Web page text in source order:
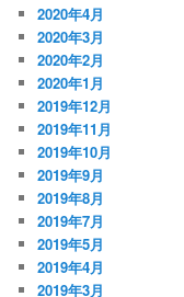
2020年4月
2020年3月
2020年2月
2020年1月
2019年12月
2019年11月
2019年10月
2019年9月
2019年8月
2019年7月
2019年5月
2019年4月
2019年3月